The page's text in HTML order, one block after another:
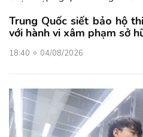
Trung Quốc siết bảo hộ
với hành vi xâm phạm sở
18:40 04/08/2026